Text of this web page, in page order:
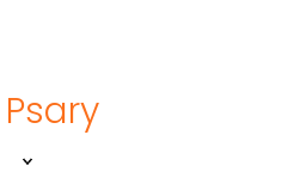
Psary